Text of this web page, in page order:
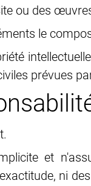
ou des
le
prévues
et
ni